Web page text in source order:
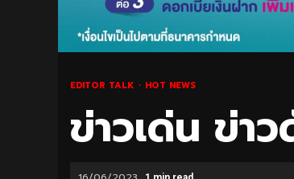
EDITOR TALK HOT NEWS
ข่าวเด่น ข่า